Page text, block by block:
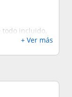
todo incluido,
bares y
y de ocio.
+ Ver más